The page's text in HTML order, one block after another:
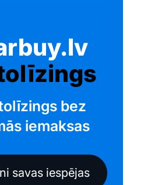
bez
iemaksas
savas iespējas